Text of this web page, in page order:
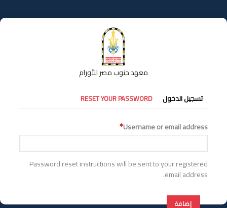
إلى
المحتوى
معهد جنوب مصر للأورام
التبويبات
الأساسية
تسجيل الدخول RESET YOUR PASSWORD
Username or email address
Password reset instructions will be sent to your registered
email address.